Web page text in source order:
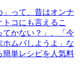
」って、昔はオンナ
コにも言えるこ
てかない？」、「今
ホムパしようよ」な
簡単レシピを人気料